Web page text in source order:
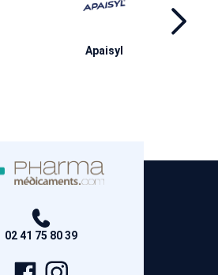
Apaisyl
02 41 75 80 39
Page